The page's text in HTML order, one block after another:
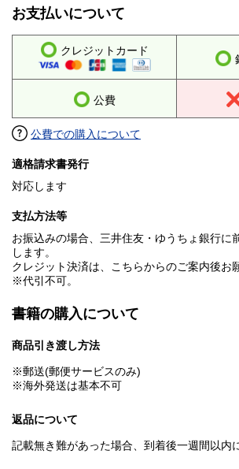
お支払いについて
クレジットカード
公費
公費での購入について
適格請求書発行
対応します
支払方法等
お振込みの場合、三井住友・ゆうちょ銀行に
します。
クレジット決済は、こちらからのご案内後お
※代引不可。
書籍の購入について
商品引き渡し方法
※郵送(郵便サービスのみ)
※海外発送は基本不可
返品について
記載無き難があった場合、到着後一週間以内